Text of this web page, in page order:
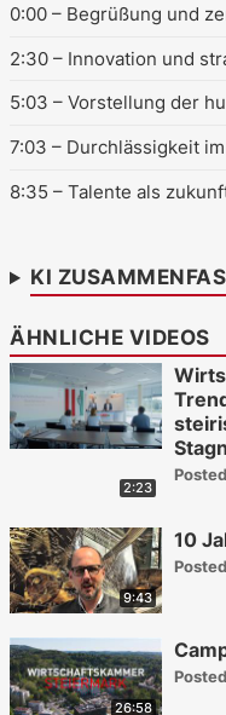
0:00 – Begrüßung und
2:30 – Innovation und
5:03 – Vorstellung der
7:03 – Durchlässigkeit
8:35 – Talente als
KI
ÄHNLICHE VIDEOS
2:23
9:43
10
26:58